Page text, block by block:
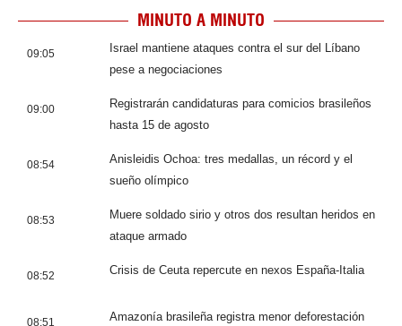
MINUTO A MINUTO
09:05
Israel mantiene ataques contra el sur del Líbano
pese a negociaciones
09:00
Registrarán candidaturas para comicios brasileños
hasta 15 de agosto
08:54
Anisleidis Ochoa: tres medallas, un récord y el
sueño olímpico
08:53
Muere soldado sirio y otros dos resultan heridos en
ataque armado
08:52 Crisis de Ceuta repercute en nexos España-Italia
08:51
Amazonía brasileña registra menor deforestación